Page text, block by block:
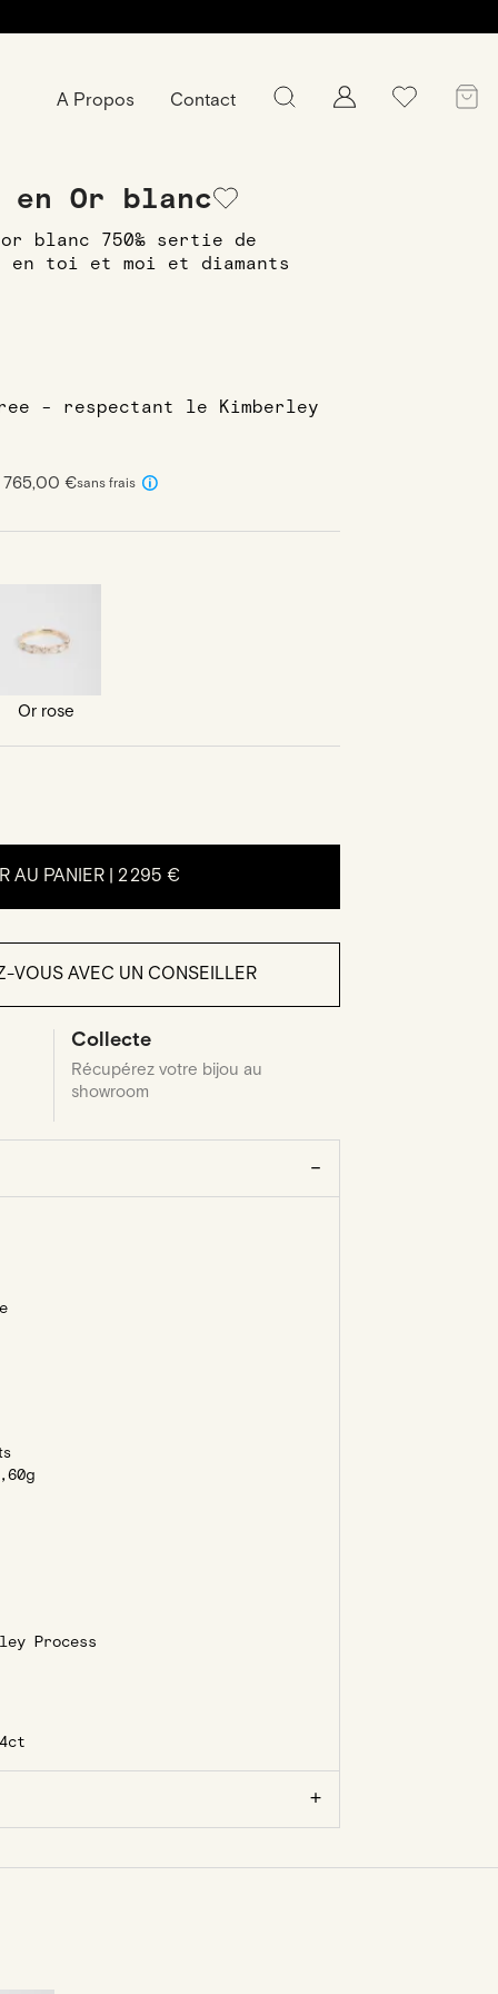
A Propos
Contact
en Or blanc
or blanc 750‰ sertie de
toi et moi et diamants
- respectant le Kimberley
765,00 €sans frais
Or rose
AU PANIER | 2 295 €
VOUS AVEC UN CONSEILLER
Collecte
Récupérez votre bijou au
showroom
Process